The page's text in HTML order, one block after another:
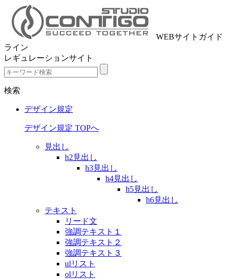
WEBサイトガイド
ライン
レギュレーションサイト
検索
デザイン規定
デザイン規定 TOPへ
見出し
h2見出し
h3見出し
h4見出し
h5見出し
h6見出し
テキスト
リード文
強調テキスト１
強調テキスト２
強調テキスト３
ulリスト
olリスト